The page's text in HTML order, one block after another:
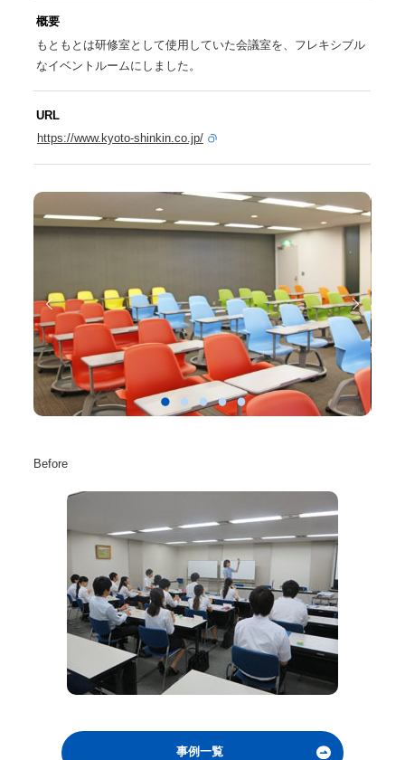
概要
もともとは研修室として使用していた会議室を、フレキシブル
なイベントルームにしました。
URL
https://www.kyoto-shinkin.co.jp/
Before
事例一覧